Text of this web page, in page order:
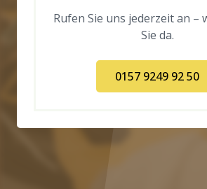
Rufen Sie uns jederzeit an –
Sie da.
0157 9249 92 50